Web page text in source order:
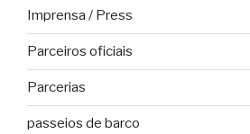
Imprensa / Press
Parceiros oficiais
Parcerias
passeios de barco